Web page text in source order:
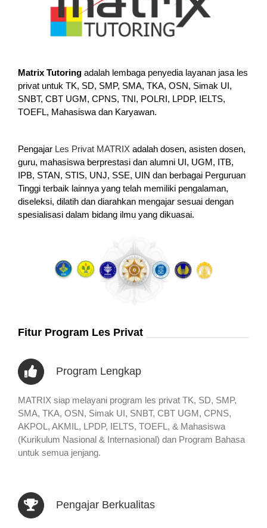
Matrix Tutoring adalah lembaga penyedia layanan jasa les
privat untuk TK, SD, SMP, SMA, TKA, OSN, Simak UI,
SNBT, CBT UGM, CPNS, TNI, POLRI, LPDP, IELTS,
TOEFL, Mahasiswa dan Karyawan.
Pengajar Les Privat MATRIX adalah dosen, asisten dosen,
guru, mahasiswa berprestasi dan alumni UI, UGM, ITB,
IPB, STAN, STIS, UNJ, SSE, UIN dan berbagai Perguruan
Tinggi terbaik lainnya yang telah memiliki pengalaman,
diseleksi, dilatih dan diarahkan mengajar sesuai dengan
spesialisasi dalam bidang ilmu yang dikuasai.
Fitur Program Les Privat
Program Lengkap
MATRIX siap melayani program les privat TK, SD, SMP,
SMA, TKA, OSN, Simak UI, SNBT, CBT UGM, CPNS,
AKPOL, AKMIL, LPDP, IELTS, TOEFL, & Mahasiswa
(Kurikulum Nasional & Internasional) dan Program Bahasa
untuk semua jenjang.
Pengajar Berkualitas